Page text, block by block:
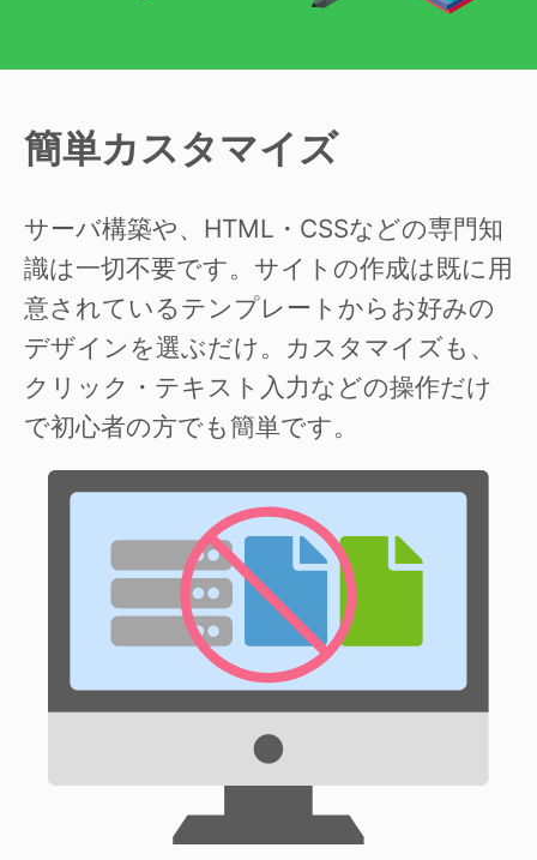
簡単カスタマイズ
サーバ構築や、HTML・CSSなどの専門知
識は一切不要です。サイトの作成は既に用
意されているテンプレートからお好みの
デザインを選ぶだけ。カスタマイズも、
クリック・テキスト入力などの操作だけ
で初心者の方でも簡単です。